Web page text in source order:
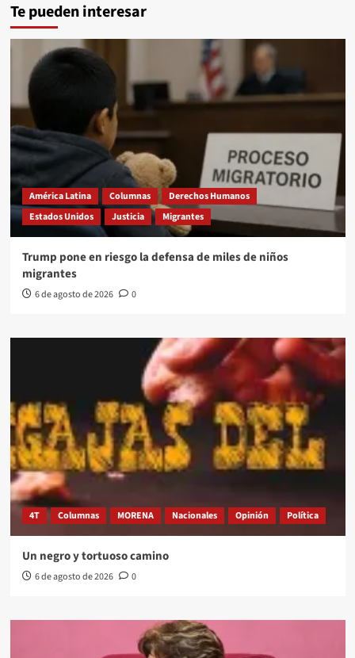
Te pueden interesar
América Latina Columnas
Derechos Humanos
Estados Unidos
Justicia Migrantes
Trump pone en riesgo la defensa de miles de niños
migrantes
6 de agosto de 2026 0
4T Columnas MORENA Nacionales Opinión Política
Un negro y tortuoso camino
6 de agosto de 2026 0